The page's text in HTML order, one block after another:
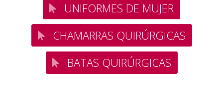
UNIFORMES DE MUJER
CHAMARRAS QUIRÚRGICAS
BATAS QUIRÚRGICAS